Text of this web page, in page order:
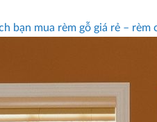
bạn mua rèm gỗ giá rẻ – rèm